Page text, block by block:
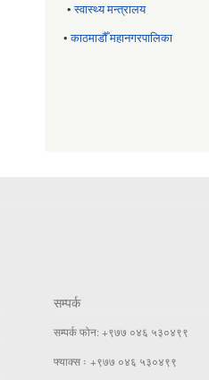
•स्वास्थ्य मन्त्रालय
•काठमाडौँ महानगरपालिका
सम्पर्क
सम्पर्क फोन: +९७७ ०४६ ५३०४९९
फ्याक्स ः +९७७ ०४६ ५३०४९९